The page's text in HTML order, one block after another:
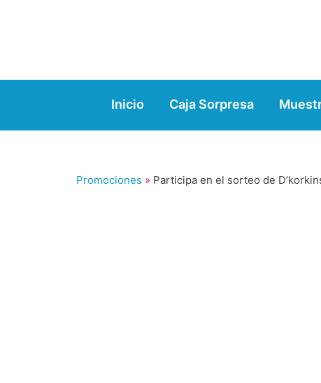
Inicio Caja Sorpresa
Promociones » Participa en el sorteo de